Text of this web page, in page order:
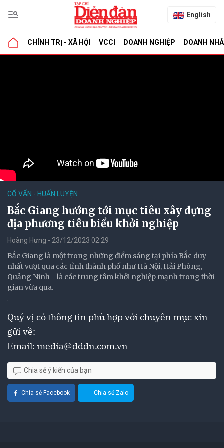
English
CHÍNH TRỊ - XÃ HỘI VCCI DOANH NGHIỆP DOANH
CỐ VẤN - HUẤN LUYỆN
Bắc Giang hướng tới mục tiêu xây dựng
địa phương tiêu biểu khởi nghiệp
Hoàng Hưng - 23/12/2023 02:29
Bắc Giang là một trong những điểm sáng tại phía Bắc duy
nhất vượt qua các tỉnh thành phố như Hà Nội, Hải Phòng,
Quảng Ninh - là các trung tâm khởi nghiệp mạnh trong thời
gian vừa qua.
Quý vị có thông tin phù hợp với chuyên mục xin
gửi về:
Email: media@dddn.com.vn
Chia sẻ ý kiến của bạn
Chia sẻ Facebook Chia sẻ Zalo